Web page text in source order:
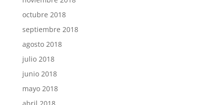
octubre 2018
septiembre 2018
agosto 2018
julio 2018
junio 2018
mayo 2018